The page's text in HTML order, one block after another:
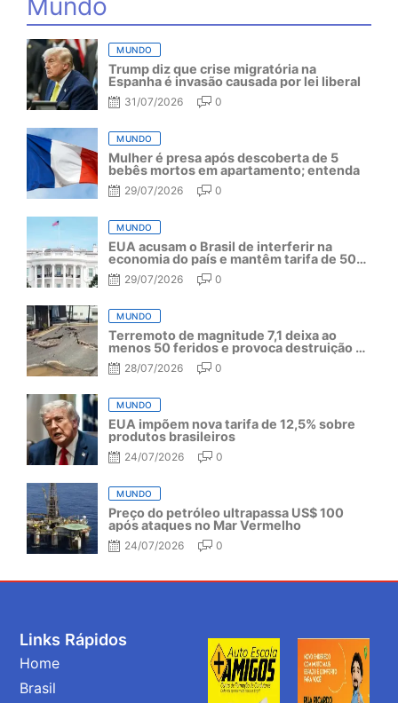
MUNDO
Trump diz que crise migratória na
Espanha é invasão causada por lei liberal
31/07/2026 0
MUNDO
Mulher é presa após descoberta de 5
bebês mortos em apartamento; entenda
29/07/2026 0
MUNDO
EUA acusam o Brasil de interferir na
economia do país e mantêm tarifa de 50%
por mais um ano
29/07/2026 0
MUNDO
Terremoto de magnitude 7,1 deixa ao
menos 50 feridos e provoca destruição no
Japão
28/07/2026 0
MUNDO
EUA impõem nova tarifa de 12,5% sobre
produtos brasileiros
24/07/2026 0
MUNDO
Preço do petróleo ultrapassa US$ 100
após ataques no Mar Vermelho
24/07/2026 0
Links Rápidos
Home
Brasil